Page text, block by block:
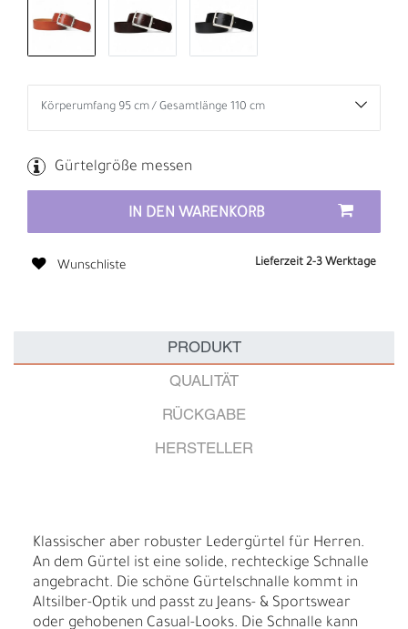
Gürtelgröße messen
IN DEN WARENKORB
Wunschliste Lieferzeit 2-3 Werktage
PRODUKT
QUALITÄT
RÜCKGABE
HERSTELLER
Klassischer aber robuster Ledergürtel für Herren.
An dem Gürtel ist eine solide, rechteckige Schnalle
angebracht. Die schöne Gürtelschnalle kommt in
Altsilber-Optik und passt zu Jeans- & Sportswear
oder gehobenen Casual-Looks. Die Schnalle kann